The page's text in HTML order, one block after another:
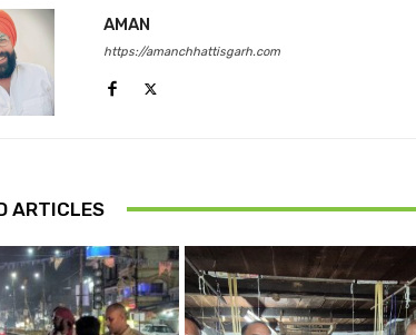
AMAN
https://amanchhattisgarh.com
ARTICLES